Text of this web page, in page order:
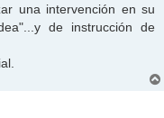
una intervención en su
de instrucción de